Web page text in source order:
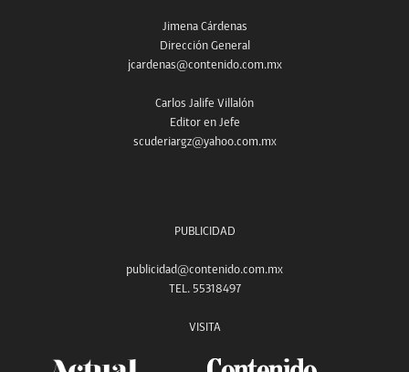
Jimena Cárdenas
Dirección General
jcardenas@contenido.com.mx
Carlos Jalife Villalón
Editor en Jefe
scuderiargz@yahoo.com.mx
PUBLICIDAD
publicidad@contenido.com.mx
TEL. 55318497
VISITA